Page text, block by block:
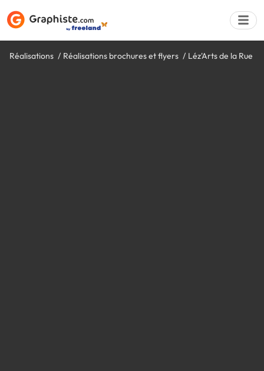
Réalisations Réalisations brochures et flyers Léz'Arts de la Rue